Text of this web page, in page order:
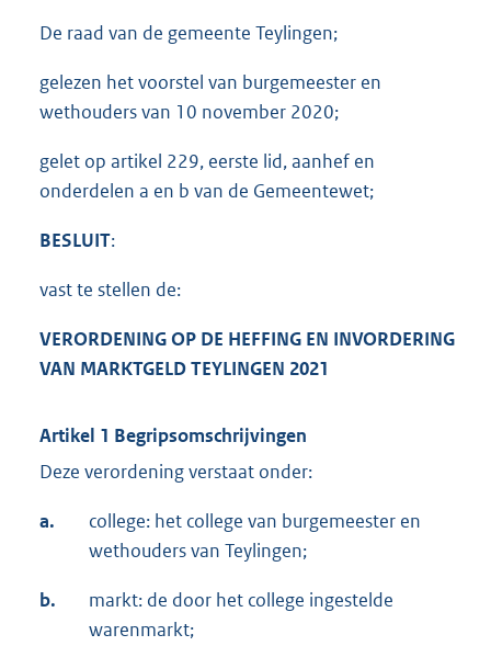
De raad van de gemeente Teylingen;
gelezen het voorstel van burgemeester en
wethouders van 10 november 2020;
gelet op artikel 229, eerste lid, aanhef en
onderdelen a en b van de Gemeentewet;
BESLUIT:
vast te stellen de:
VERORDENING OP DE HEFFING EN INVORDERING
VAN MARKTGELD TEYLINGEN 2021
Artikel 1 Begripsomschrijvingen
Deze verordening verstaat onder:
a.
college: het college van burgemeester en
wethouders van Teylingen;
b.
markt: de door het college ingestelde
warenmarkt;